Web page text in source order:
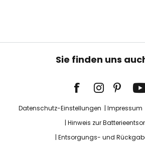
Sie finden uns
Datenschutz-Einstellungen Impressum
Hinweis zur
Entsorgungs- und